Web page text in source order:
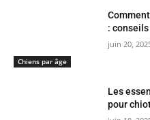
Chiens par âge
:
juin 20,
Les
pour